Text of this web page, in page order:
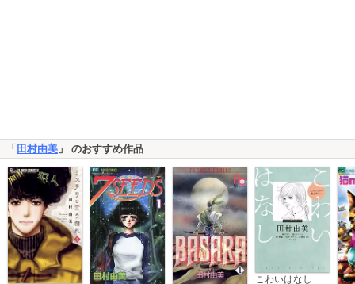
「田村由美 」 のおすすめ作品